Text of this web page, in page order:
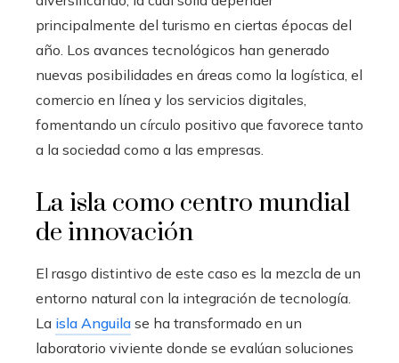
principalmente del turismo en ciertas épocas del
año. Los avances tecnológicos han generado
nuevas posibilidades en áreas como la logística, el
comercio en línea y los servicios digitales,
fomentando un círculo positivo que favorece tanto
a la sociedad como a las empresas.
La isla como centro mundial
de innovación
El rasgo distintivo de este caso es la mezcla de un
entorno natural con la integración de tecnología.
La isla Anguila se ha transformado en un
laboratorio viviente donde se evalúan soluciones